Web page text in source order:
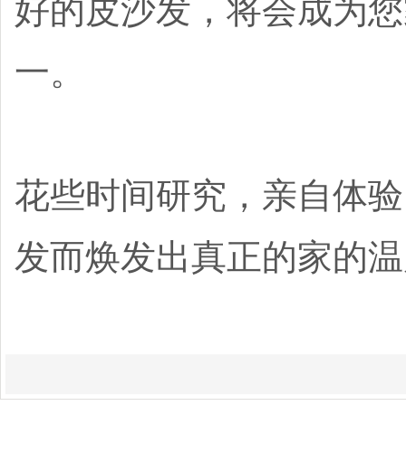
好的皮沙发，将会成为
一。
花些时间研究，亲自体
发而焕发出真正的家的